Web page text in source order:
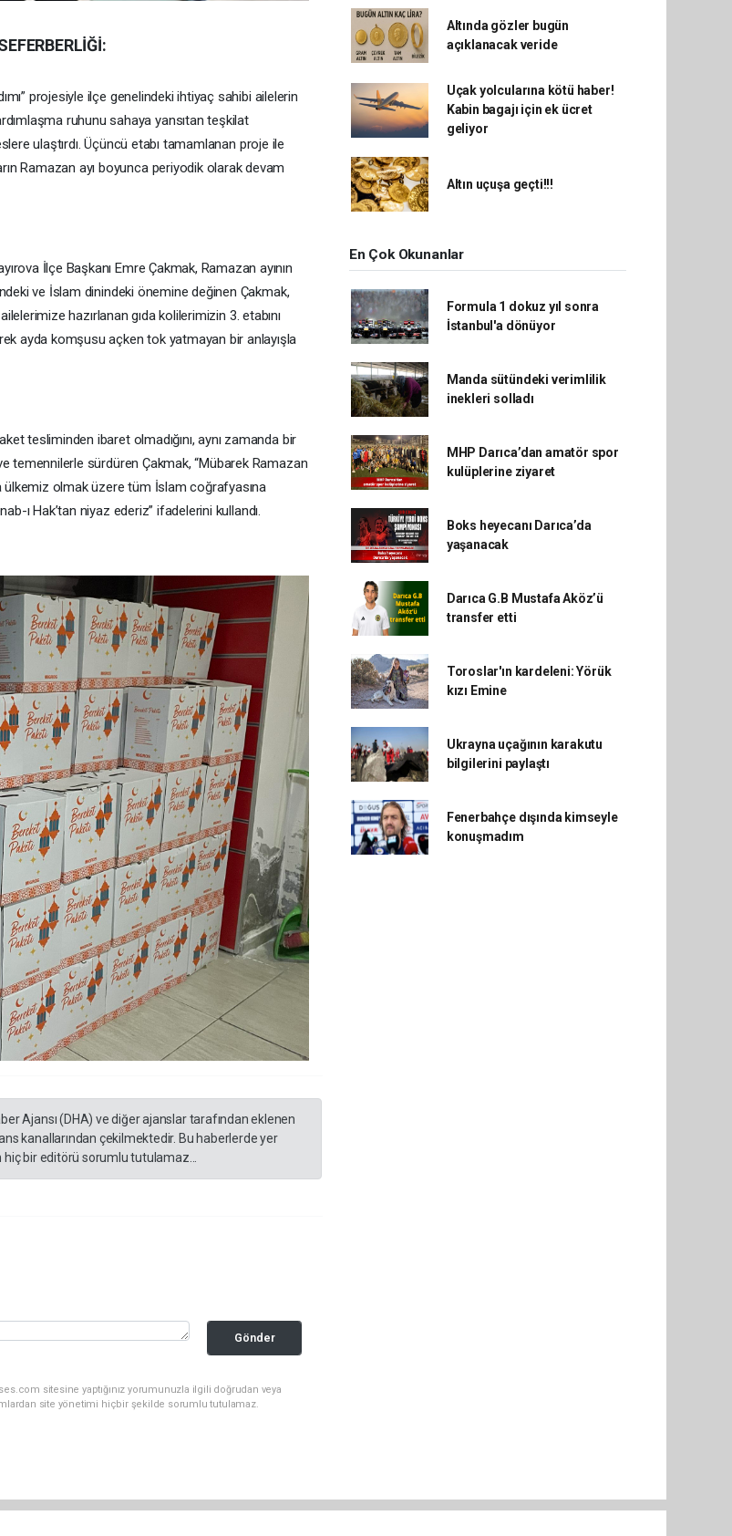
projesiyle ilçe genelindeki ihtiyaç sahibi ailelerin
ruhunu sahaya yansıtan teşkilat
ulaştırdı. Üçüncü etabı tamamlanan proje ile
Ramazan ayı boyunca periyodik olarak devam
İlçe Başkanı Emre Çakmak, Ramazan ayının
ve İslam dinindeki önemine değinen Çakmak,
hazırlanan gıda kolilerimizin 3. etabını
ayda komşusu açken tok yatmayan bir anlayışla
tesliminden ibaret olmadığını, aynı zamanda bir
temennilerle sürdüren Çakmak, “Mübarek Ramazan
ülkemiz olmak üzere tüm İslam coğrafyasına
ı Hak’tan niyaz ederiz” ifadelerini kullandı.
Ajansı (DHA) ve diğer ajanslar tarafından eklenen
kanallarından çekilmektedir. Bu haberlerde yer
bir editörü sorumlu tutulamaz...
Gönder
sitesine yaptığınız yorumunuzla ilgili doğrudan veya
site yönetimi hiçbir şekilde sorumlu tutulamaz.
Altında gözler bugün
açıklanacak veride
Uçak yolcularına kötü haber!
Kabin bagajı için ek ücret
geliyor
Altın uçuşa geçti!!!
En Çok Okunanlar
Formula 1 dokuz yıl sonra
İstanbul'a dönüyor
Manda sütündeki verimlilik
inekleri solladı
MHP Darıca’dan amatör spor
kulüplerine ziyaret
Boks heyecanı Darıca’da
yaşanacak
Darıca G.B Mustafa Aköz’ü
transfer etti
Toroslar'ın kardeleni: Yörük
kızı Emine
Ukrayna uçağının karakutu
bilgilerini paylaştı
Fenerbahçe dışında kimseyle
konuşmadım